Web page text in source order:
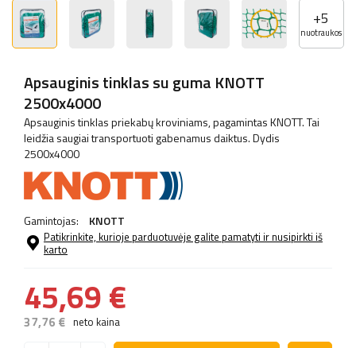
+5
nuotraukos
Apsauginis tinklas su guma KNOTT
2500x4000
Apsauginis tinklas priekabų kroviniams, pagamintas KNOTT. Tai
leidžia saugiai transportuoti gabenamus daiktus. Dydis
2500x4000
Gamintojas: KNOTT
Patikrinkite, kurioje parduotuvėje galite pamatyti ir nusipirkti iš
karto
45,69 €
37,76 € neto kaina